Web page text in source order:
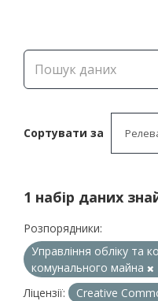
Сортувати за
1 набір даних
Розпорядники:
Управління обліку та
комунального майна
Ліцензії:
Creative